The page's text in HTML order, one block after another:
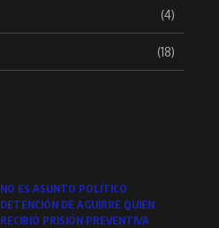
(4)
(18)
NO ES ASUNTO POLÍTICO
DETENCIÓN DE AGUIRRE QUIEN
RECIBIÓ PRISIÓN PREVENTIVA